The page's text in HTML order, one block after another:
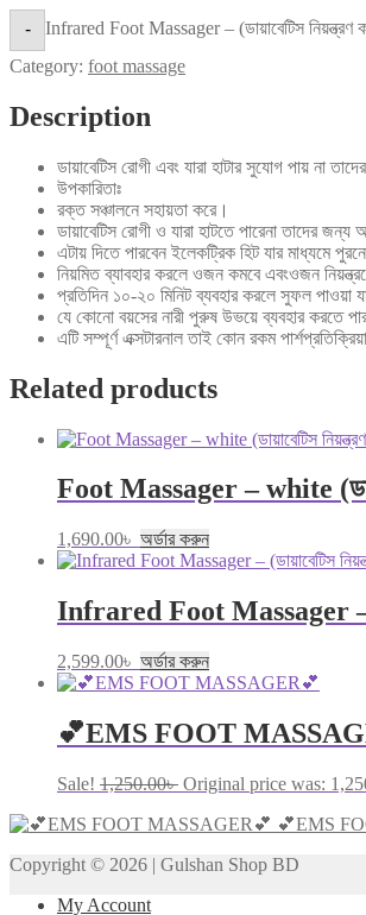
- Infrared Foot Massager – (ডায়াবেটিস নিয়ন্ত্রণ
Category: foot massage
Description
ডায়াবেটিস রোগী এবং যারা হাটার সুযোগ পায় না
উপকারিতাঃ
রক্ত সঞ্চালনে সহায়তা করে।
ডায়াবেটিস রোগী ও যারা হাটতে পারেনা তাদের জন্য
এটায় দিতে পারবেন ইলেকট্রিক হিট যার মাধ্যমে
নিয়মিত ব্যাবহার করলে ওজন কমবে এবংওজন
প্রতিদিন ১০-২০ মিনিট ব্যবহার করলে সুফল পাওয়া
যে কোনো বয়সের নারী পুরুষ উভয়ে ব্যবহার করতে
এটি সম্পূর্ণ এক্সটারনাল তাই কোন রকম
Related products
Foot Massager – white
1,690.00৳ অর্ডার করুন
Infrared Foot Massager –
2,599.00৳ অর্ডার করুন
💕EMS FOOT
Sale! 1,250.00৳ Original price was:
💕EMS
Copyright © 2026 | Gulshan Shop BD
My Account